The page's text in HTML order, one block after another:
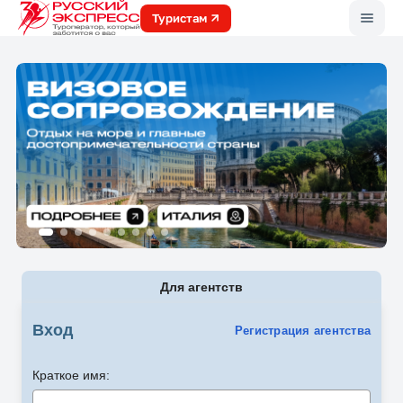
Туристам
Для агентств
Вход Регистрация агентства
Краткое имя: